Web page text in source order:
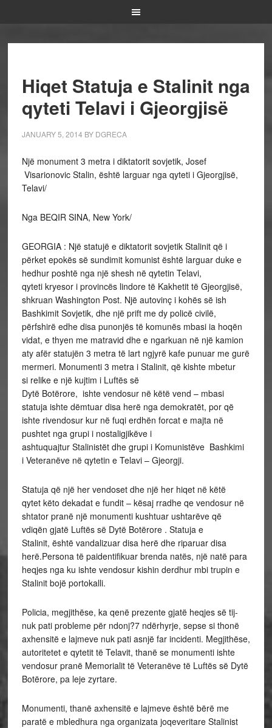
Hiqet Statuja e Stalinit nga
qyteti Telavi i Gjeorgjisë
JANUARY 5, 2014 BY DGRECA
Një monument 3 metra i diktatorit sovjetik, Josef
Visarionovic Stalin, është larguar nga qyteti i Gjeorgjisë,
Telavi/
Nga BEQIR SINA, New York/
GEORGIA : Një statujë e diktatorit sovjetik Stalinit që i
përket epokës së sundimit komunist është larguar duke e
hedhur poshtë nga një shesh në qytetin Telavi,
qyteti kryesor i provincës lindore të Kakhetit të Gjeorgjisë,
shkruan Washington Post. Një autovinç i kohës së ish
Bashkimit Sovjetik, dhe një prift me dy policë civilë,
përfshirë edhe disa punonjës të komunës mbasi ia hoqën
vidat, e thyen me matravid dhe e ngarkuan në një kamion
aty afër statujën 3 metra të lart ngjyrë kafe punuar me gurë
mermeri. Monumenti 3 metra i Stalinit, që kishte mbetur
si relike e një kujtim i Luftës së
Dytë Botërore, ishte vendosur në këtë vend – mbasi
statuja ishte dëmtuar disa herë nga demokratët, por që
ishte rivendosur kur në fuqi erdhën forcat e majta në
pushtet nga grupi i nostaligjikëve i
ashtuquajtur Stalinistët dhe grupi i Komunistëve Bashkimi
i Veteranëve në qytetin e Telavi – Gjeorgji.
Statuja që një her vendoset dhe një her hiqet në këtë
qytet këto dekadat e fundit – kësaj rradhe qe vendosur në
shtator pranë një monumenti kushtuar ushtarëve që
vdiqën gjatë Luftës së Dytë Botërore . Statuja e
Stalinit, është vandalizuar disa herë dhe riparuar disa
herë.Persona të paidentifikuar brenda natës, një natë para
heqjes nga ku ishte vendosur kishin derdhur mbi trupin e
Stalinit bojë portokalli.
Policia, megjithëse, ka qenë prezente gjatë heqjes së tij-
nuk pati probleme për ndonj?7 ndërhyrje, sepse si thonë
axhensitë e lajmeve nuk pati asnjë far incidenti. Megjithëse,
autoritetet e qytetit të Telavit, thanë se monumenti ishte
vendosur pranë Memorialit të Veteranëve të Luftës së Dytë
Botërore, pa leje zyrtare.
Monumenti, thanë axhensitë e lajmeve është bërë me
paratë e mbledhura nga organizata joqeveritare Stalinist